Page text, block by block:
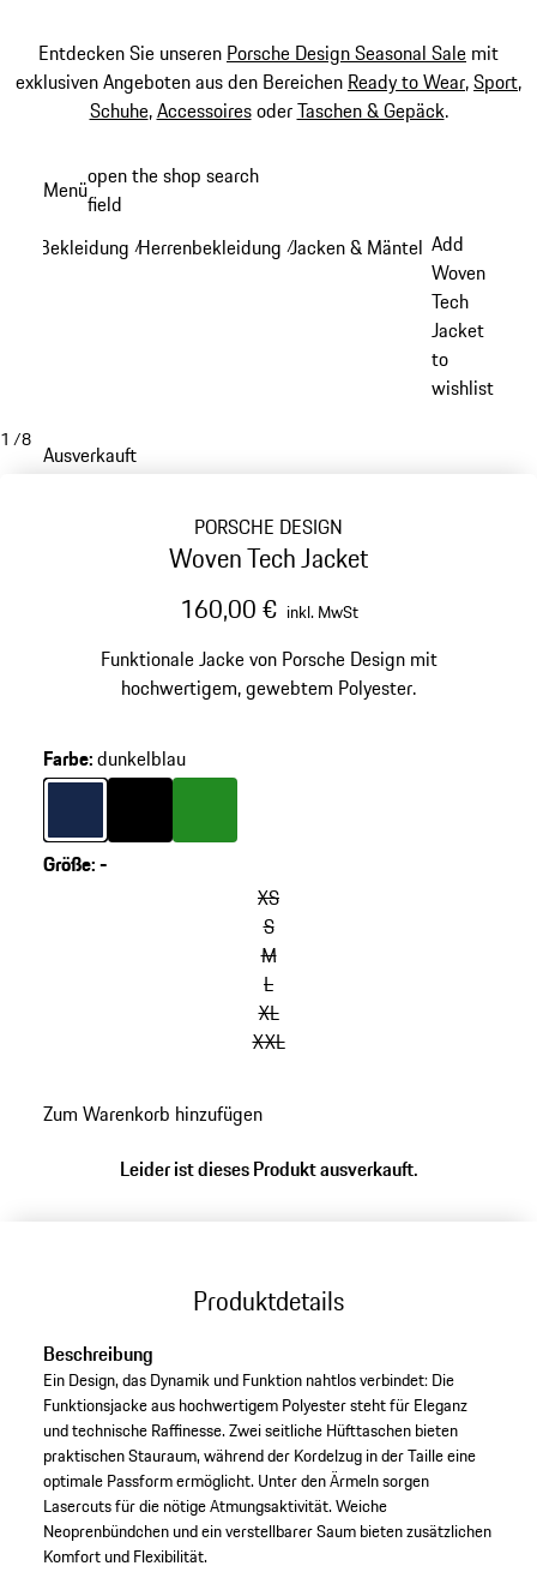
Entdecken Sie unseren Porsche Design Seasonal Sale mit
exklusiven Angeboten aus den Bereichen Ready to Wear,Sport,
Schuhe,AccessoiresoderTaschen & Gepäck.
Hauptinhalt
Menüopen the shop search
field
Bekleidung /Herrenbekleidung /Jacken & Mäntel /Add
Woven
Tech
Jacket
to
wishlist
1 /8
Ausverkauft
PORSCHE DESIGN
Woven Tech Jacket
160,00 € inkl. MwSt
Funktionale Jacke von Porsche Design mit
hochwertigem, gewebtem Polyester.
Farbe:dunkelblau
Farbedunkelblau
Farbe schwarz
Farbe grün
Größe:-
XS
S
M
L
XL
XXL
Zum Warenkorb hinzufügen
Leider ist dieses Produkt ausverkauft.
Produktdetails
Beschreibung
Ein Design, das Dynamik und Funktion nahtlos verbindet: Die
Funktionsjacke aus hochwertigem Polyester steht für Eleganz
und technische Raffinesse. Zwei seitliche Hüfttaschen bieten
praktischen Stauraum, während der Kordelzug in der Taille eine
optimale Passform ermöglicht. Unter den Ärmeln sorgen
Lasercuts für die nötige Atmungsaktivität. Weiche
Neoprenbündchen und ein verstellbarer Saum bieten zusätzlichen
Komfort und Flexibilität.